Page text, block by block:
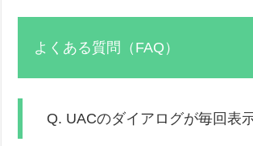
よくある質問（FAQ）
Q. UACのダイアログが毎回表